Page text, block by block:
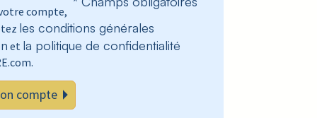
compte,
les conditions générales
et la politique de confidentialité
compte